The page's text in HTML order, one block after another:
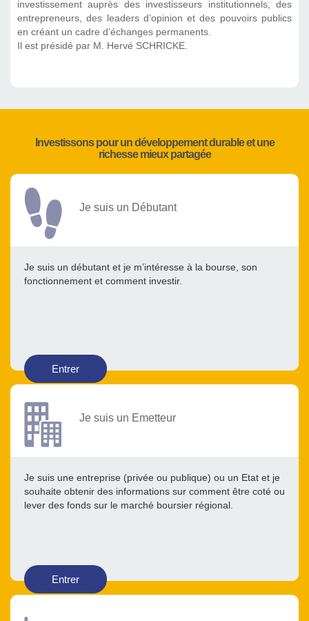
investissement auprès des investisseurs institutionnels, des
entrepreneurs, des leaders d’opinion et des pouvoirs publics
en créant un cadre d’échanges permanents.
Il est présidé par M. Hervé SCHRICKE.
Investissons pour un développement durable et une
richesse mieux partagée
Je suis un Débutant
Je suis un débutant et je m’intéresse à la bourse, son
fonctionnement et comment investir.
Entrer
Je suis un Emetteur
Je suis une entreprise (privée ou publique) ou un Etat et je
souhaite obtenir des informations sur comment être coté ou
lever des fonds sur le marché boursier régional.
Entrer